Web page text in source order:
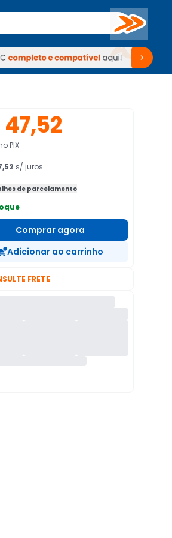
Buscar
Periféricos TV Venda no KaBuM!
TV Venda no KaBuM!
47,52
PIX
s/ juros
de parcelamento
Comprar agora
Adicionar ao carrinho
FRETE